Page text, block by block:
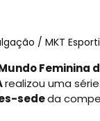
/ MKT
Feminina
realizou uma
sede da